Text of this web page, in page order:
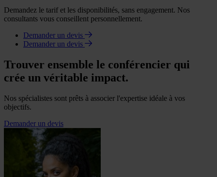
Demandez le tarif et les disponibilités, sans engagement. Nos
consultants vous conseillent personnellement.
Demander un devis
Demander un devis
Trouver ensemble le conférencier qui
crée un véritable impact.
Nos spécialistes sont prêts à associer l'expertise idéale à vos
objectifs.
Demander un devis